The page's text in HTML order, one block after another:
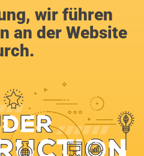
wir führen
an der Website